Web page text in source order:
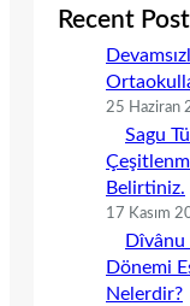
Recent
25 Haziran
Sagu
Belirtiniz.
17 Kasım
Dîvânu
Dönemi
Nelerdir?